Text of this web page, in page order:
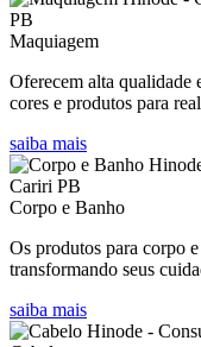
Maquiagem
Oferecem alta qualidade
cores e produtos para
saiba mais
Corpo e Banho
Os produtos para corpo
transformando seus
saiba mais